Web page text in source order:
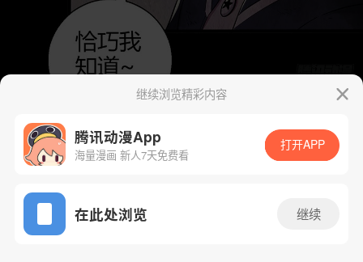
App免费看
继续浏览精彩内容
腾讯动漫App
海量漫画 新人7天免费看
打开APP
在此处浏览 继续